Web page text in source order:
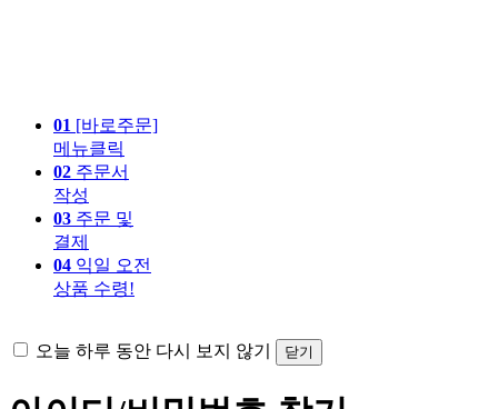
01 [바로주문]
메뉴클릭
02 주문서
작성
03 주문 및
결제
04 익일 오전
상품 수령!
오늘 하루 동안 다시 보지 않기 닫기